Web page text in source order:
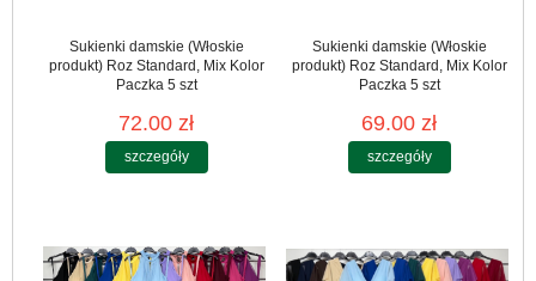
Sukienki damskie (Włoskie
produkt) Roz Standard, Mix Kolor
Paczka 5 szt
72.00 zł
szczegóły
Sukienki damskie (Włoskie
produkt) Roz Standard, Mix Kolor
Paczka 5 szt
69.00 zł
szczegóły